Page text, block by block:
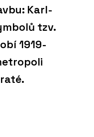
Karl-
tzv.
1919-